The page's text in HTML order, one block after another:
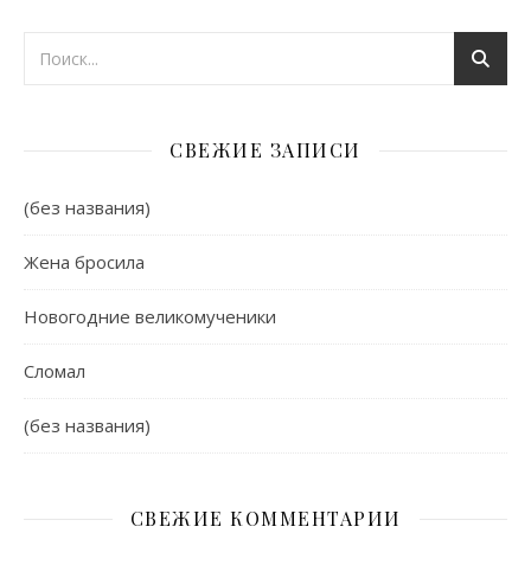
СВЕЖИЕ ЗАПИСИ
(без названия)
Жена бросила
Новогодние великомученики
Сломал
(без названия)
СВЕЖИЕ КОММЕНТАРИИ